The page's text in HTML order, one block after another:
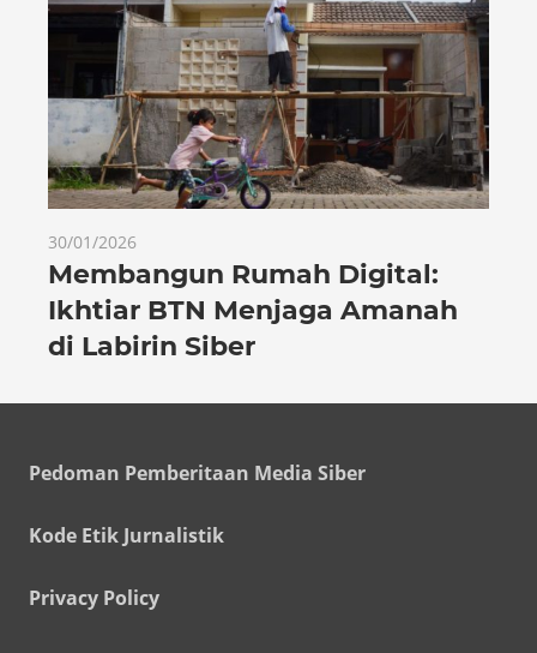
30/01/2026
Membangun Rumah Digital:
Ikhtiar BTN Menjaga Amanah
di Labirin Siber
Pedoman Pemberitaan Media Siber
Kode Etik Jurnalistik
Privacy Policy